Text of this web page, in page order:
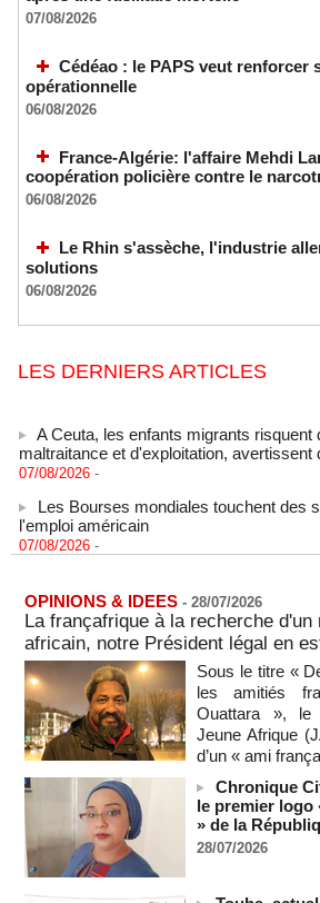
07/08/2026
Cédéao : le PAPS veut renforcer
opérationnelle
06/08/2026
France-Algérie: l'affaire Mehdi
coopération policière contre le
06/08/2026
Le Rhin s'assèche, l'industrie
solutions
06/08/2026
LES DERNIERS ARTICLES
maltraitance et d'exploitation, avertissent
07/08/2026 -
l'emploi américain
07/08/2026 -
"Construction de la Grande Côte
vives de la nation
07/08/2026 -
Polémique à l’Assemblée nationale :
"dépassée" par les critiques concernant
07/08/2026 -
Depuis le « cessez-le-feu » à Gaza,
ont tué 300 enfants palestiniens
07/08/2026 -
Guinée-Bissau - Première visite de la
après le sommet de la Cedeao
07/08/2026 -
Bénin: Patrice Talon élu président du
OPINIONS & IDEES - 28/07/2026
La françafrique à la recherche d'un
africain, notre Président légal en
Sous le titre «
les amitiés
Ouattara », le
Jeune Afrique
d’un « ami
Chronique
le premier logo
» de la
28/07/2026